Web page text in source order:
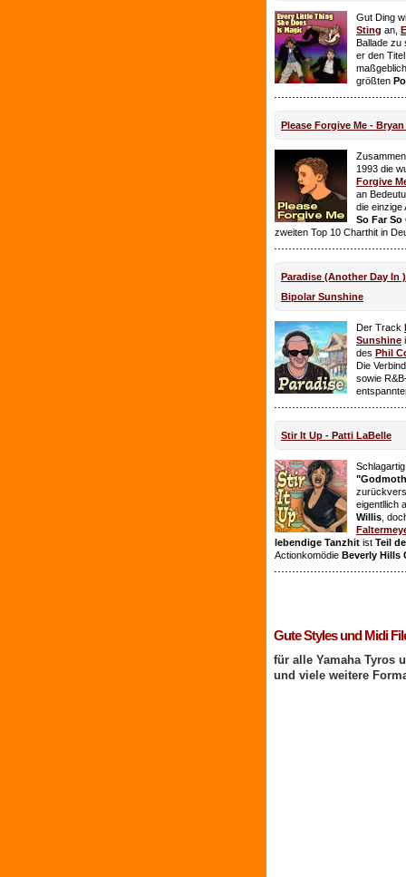
Gut Ding
Sting an,
Ballade zu
er den
größten
Please Forgive Me -
1993 die
Forgive
an
die einzige
So Far So
zweiten Top 10 Charthit in
Paradise (Another Day In
Bipolar Sunshine
Der Track
Sunshine
des Phil
Die
sowie
Stir It Up - Patti LaBelle
eigentllich
Willis ,
lebendige Tanzhit ist Teil
Actionkomödie Beverly Hills
Gute Styles und Midi
für alle Yamaha Tyros
und viele weitere